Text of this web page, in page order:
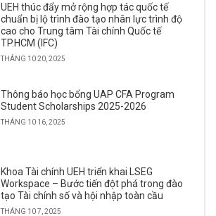
UEH thúc đẩy mở rộng hợp tác quốc tế
chuẩn bị lộ trình đào tạo nhân lực trình độ
cao cho Trung tâm Tài chính Quốc tế
TP.HCM (IFC)
THÁNG 10 20, 2025
Thông báo học bổng UAP CFA Program
Student Scholarships 2025-2026
THÁNG 10 16, 2025
Khoa Tài chính UEH triển khai LSEG
Workspace – Bước tiến đột phá trong đào
tạo Tài chính số và hội nhập toàn cầu
THÁNG 10 7, 2025